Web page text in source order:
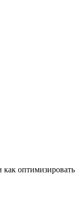
как оптимизировать